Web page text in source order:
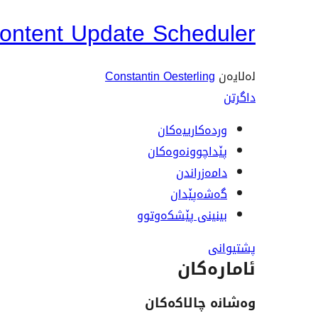
Update Scheduler
لەلایەن Constantin Oesterling
داگرتن
وردەکارییەکان
پێداچوونەوەکان
دامەزراندن
گەشەپێدان
بینینی پێشکەوتوو
پشتیوانی
ئامارەکان
وەشانە چالاکەکان